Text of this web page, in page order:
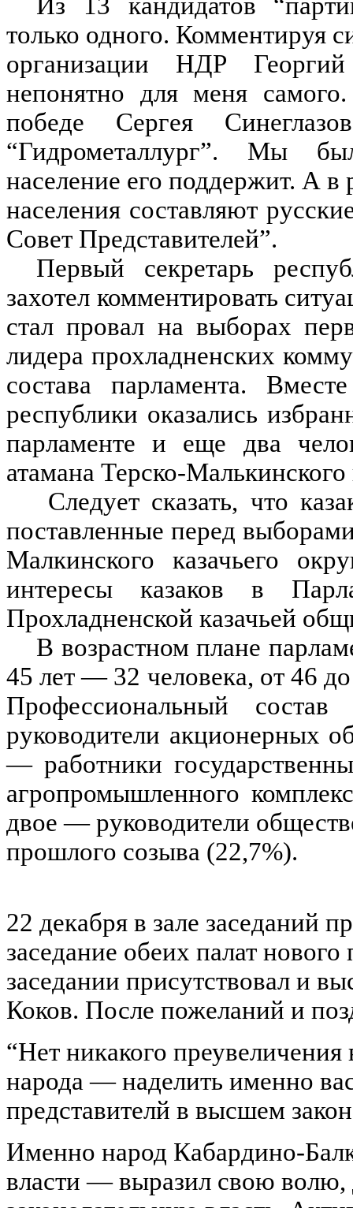
только одного. Комментируя
организации НДР
непонятно для меня
победе Сергея
“Гидрометаллург”. Мы
население его поддержит. А в
населения составляют
Совет Представителей”.
Первый секретарь
захотел комментировать
стал провал на выборах
лидера прохладненских
состава парламента.
республики оказались
парламенте и еще два
атамана Терско-
Следует сказать, что
поставленные перед
Малкинского казачьего
интересы казаков в
Прохладненской казачьей
В возрастном плане
45 лет — 32 человека, от 46
Профессиональный
руководители акционерных
— работники
агропромышленного
двое — руководители
прошлого созыва (22,7%).
22 декабря в зале заседаний
заседание обеих палат
заседании присутствовал и
Коков. После пожеланий и
“Нет никакого
народа — наделить именно
представителй в высшем
Именно народ Кабардино-
власти — выразил свою волю,